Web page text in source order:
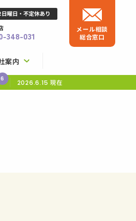
案内
曜日・不定休あり
348-031
メール相談
総合窓口
6 2026.6.15 現在